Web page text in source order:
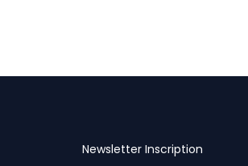
Newsletter Inscription